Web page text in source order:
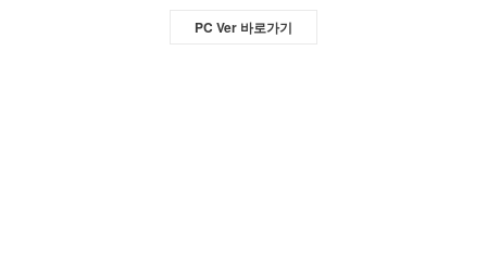
PC Ver 바로가기